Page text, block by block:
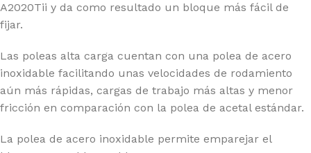
A2020Tii y da como resultado un bloque más fácil de
fijar.
Las poleas alta carga cuentan con una polea de acero
inoxidable facilitando unas velocidades de rodamiento
aún más rápidas, cargas de trabajo más altas y menor
fricción en comparación con la polea de acetal estándar.
La polea de acero inoxidable permite emparejar el